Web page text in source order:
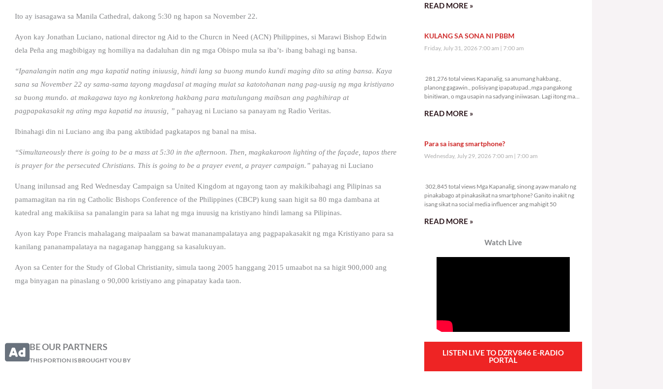
Ito ay isasagawa sa Manila Cathedral, dakong 5:30 ng hapon sa November 22.
Ayon kay Jonathan Luciano, national director ng Aid to the Churcn in Need (ACN) Philippines, si Marawi Bishop Edwin
dela Peña ang magbibigay ng homiliya na dadaluhan din ng mga Obispo mula sa iba’t- ibang bahagi ng bansa.
“Ipanalangin natin ang mga kapatid nating iniuusig, hindi lang sa buong mundo kundi maging dito sa ating bansa. Kaya
sana sa November 22 ay sama-sama tayong magdasal at maging mulat sa katotohanan nang pag-uusig ng mga kristiyano
sa buong mundo. at makagawa tayo ng konkretong hakbang para matulungang maibsan ang paghihirap at
pagpapakasakit ng ating mga kapatid na inuusig, ” pahayag ni Luciano sa panayam ng Radio Veritas.
Ibinahagi din ni Luciano ang iba pang aktibidad pagkatapos ng banal na misa.
“Simultaneously there is going to be a mass at 5:30 in the afternoon. Then, magkakaroon lighting of the façade, tapos there
is prayer for the persecuted Christians. This is going to be a prayer event, a prayer campaign.” pahayag ni Luciano
Unang inilunsad ang Red Wednesday Campaign sa United Kingdom at ngayong taon ay makikibahagi ang Pilipinas sa
pamamagitan na rin ng Catholic Bishops Conference of the Philippines (CBCP) kung saan higit sa 80 mga dambana at
katedral ang makikiisa sa panalangin para sa lahat ng mga inuusig na kristiyano hindi lamang sa Pilipinas.
Ayon kay Pope Francis mahalagang maipaalam sa bawat mananampalataya ang pagpapakasakit ng mga Kristiyano para sa
kanilang pananampalataya na nagaganap hanggang sa kasalukuyan.
Ayon sa Center for the Study of Global Christianity, simula taong 2005 hanggang 2015 umaabot na sa higit 900,000 ang
mga binyagan na pinaslang o 90,000 kristiyano ang pinapatay kada taon.
BE OUR PARTNERS
THIS PORTION IS BROUGHT YOU BY
READ MORE »
KULANG SA SONA NI PBBM
Friday, July 31, 2026 7:00 am 7:00 am
281,276 total views Kapanalig, sa anumang hakbang.,
planong gagawin., polisiyang ipapatupad.,mga pangakong
binitiwan, o mga usapin na sadyang iniiwasan. Lagi itong may
READ MORE »
Para sa isang smartphone?
Wednesday, July 29, 2026 7:00 am 7:00 am
302,845 total views Mga Kapanalig, sinong ayaw manalo ng
pinakabago at pinakasikat na smartphone? Ganito inakit ng
isang sikat na social media influencer ang mahigit 50
READ MORE »
Watch Live
LISTEN LIVE TO DZRV846 E-RADIO
PORTAL